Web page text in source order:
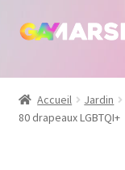
Aller
navigation
Aller
Boutique
Bijoux
Accueil Jardin
80 drapeaux LGBTQI+